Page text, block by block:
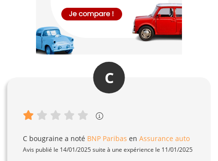
C
C bougraine a noté BNP Paribas en Assurance auto
Avis publié le 14/01/2025 suite à une expérience le 11/01/2025